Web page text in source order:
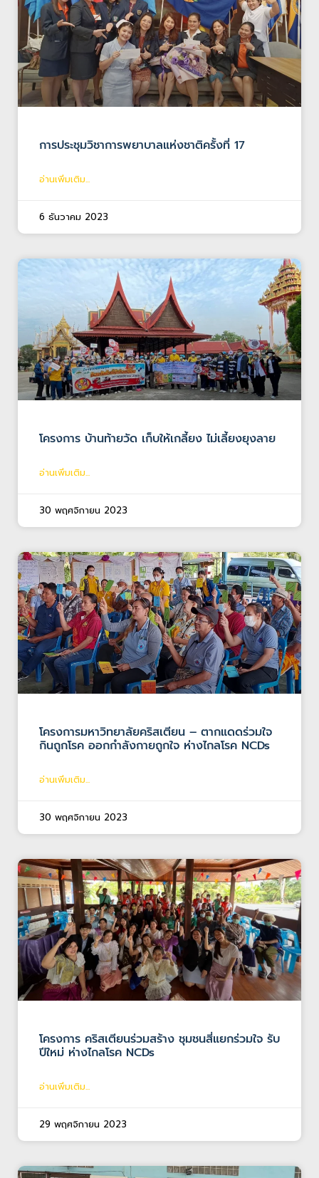
การประชุมวิชาการพยาบาลแห่งชาติครั้งที่ 17
อ่านเพิ่มเติม...
6 ธันวาคม 2023
โครงการ บ้านท้ายวัด เก็บให้เกลี้ยง ไม่เลี้ยงยุงลาย
อ่านเพิ่มเติม...
30 พฤศจิกายน 2023
โครงการมหาวิทยาลัยคริสเตียน – ตากแดดร่วมใจ
กินถูกโรค ออกกำลังกายถูกใจ ห่างไกลโรค NCDs
อ่านเพิ่มเติม...
30 พฤศจิกายน 2023
โครงการ คริสเตียนร่วมสร้าง ชุมชนสี่แยกร่วมใจ รับ
ปีใหม่ ห่างไกลโรค NCDs
อ่านเพิ่มเติม...
29 พฤศจิกายน 2023